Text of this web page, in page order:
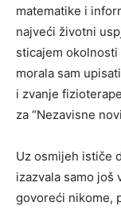
matematike i
najveći životni
sticajem okolnosti
morala sam
i zvanje
za “Nezavisne
Uz osmijeh ističe
izazvala samo još
govoreći nikome,